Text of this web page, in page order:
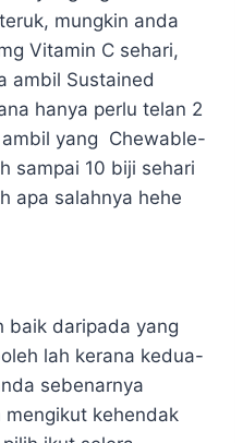
mungkin anda
Vitamin C sehari,
ambil Sustained
hanya perlu telan 2
yang Chewable-
sampai 10 biji sehari
apa salahnya hehe
baik daripada yang
lah kerana kedua-
sebenarnya
mengikut kehendak